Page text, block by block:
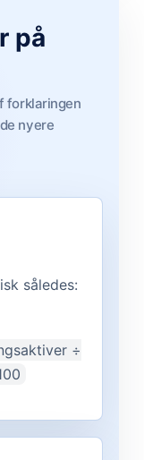
på
forklaringen
nyere
således:
÷